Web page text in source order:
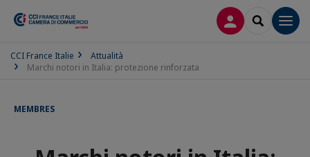
LOG INSEARCH
CCI France Italie
Attualità
Marchi notori in Italia: protezione rinforzata
MEMBRES